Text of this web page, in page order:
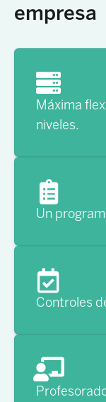
empresa
Máxima
niveles.
Un
Controles